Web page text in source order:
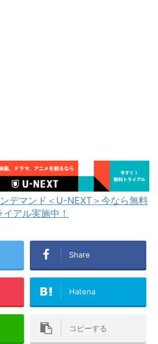
デマンド＜U-NEXT＞今なら無料
イアル実施中！
Share
Hatena
コピーする